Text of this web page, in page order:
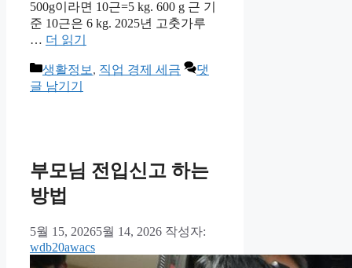
500g이라면 10근=5 kg. 600 g 근 기
준 10근은 6 kg. 2025년 고춧가루
… 더 읽기
카
테
생활정보 , 직업 경제 세금
댓
글 남기기
부모님 전입신고 하는
방법
5월 15, 20265월 14, 2026 작성자:
wdb20awacs